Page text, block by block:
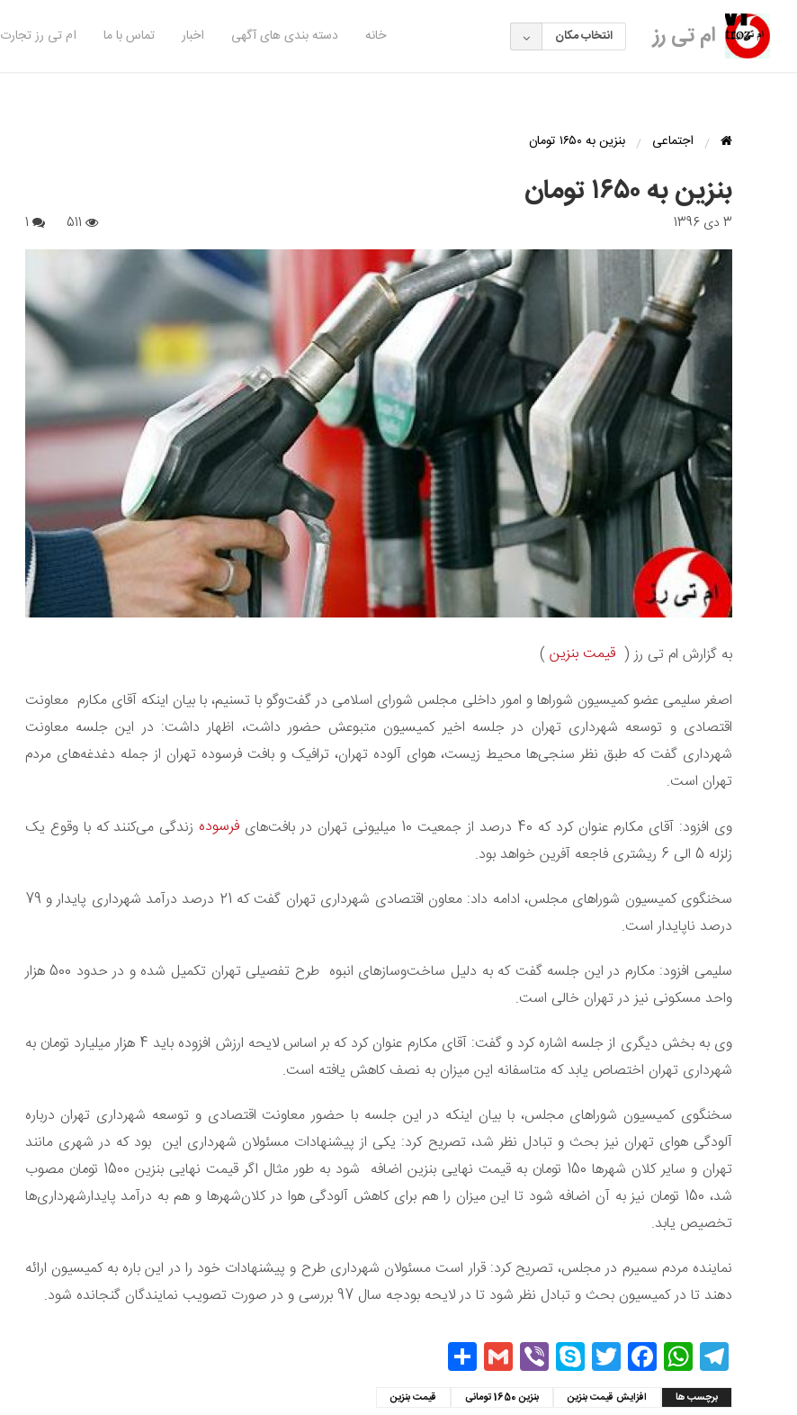
ام تی رز انتخاب مکان خانه دسته بندی های آگهی اخبار تماس با ما ام تی رز تجارت
اجتماعی بنزین به ۱۶۵۰ تومان
بنزین به ۱۶۵۰ تومان
3 دی 1396
به گزارش ام تی رز ( قیمت بنزین)
اصغر سلیمی عضو کمیسیون شوراها و امور داخلی مجلس شورای اسلامی در گفت‌وگو با تسنیم، با بیان اینکه آقای مکارم معاونت
اقتصادی و توسعه شهرداری تهران در جلسه اخیر کمیسیون متبوعش حضور داشت، اظهار داشت: در این جلسه معاونت
شهرداری گفت که طبق نظر سنجی‌ها محیط زیست، هوای آلوده تهران، ترافیک و بافت فرسوده تهران از جمله دغدغه‌های مردم
تهران است.
وی افزود: آقای مکارم عنوان کرد که 40 درصد از جمعیت 10 میلیونی تهران در بافت‌های
فرسوده زندگی می‌کنند که با وقوع یک
زلزله 5 الی 6 ریشتری فاجعه آفرین خواهد بود.
سخنگوی کمیسیون شوراهای مجلس، ادامه داد: معاون اقتصادی شهرداری تهران گفت که 21 درصد درآمد شهرداری پایدار و 79
درصد ناپایدار است.
سلیمی افزود: مکارم در این جلسه گفت که به دلیل ساخت‌وسازهای انبوه طرح تفصیلی تهران تکمیل شده و در حدود 500 هزار
واحد مسکونی نیز در تهران خالی است.
وی به بخش دیگری از جلسه اشاره کرد و گفت: آقای مکارم عنوان کرد که بر اساس لایحه ارزش افزوده باید 4 هزار میلیارد تومان به
شهرداری تهران اختصاص یابد که متاسفانه این میزان به نصف کاهش یافته است.
سخنگوی کمیسیون شوراهای مجلس، با بیان اینکه در این جلسه با حضور معاونت اقتصادی و توسعه شهرداری تهران درباره
آلودگی هوای تهران نیز بحث و تبادل نظر شد، تصریح کرد: یکی از پیشنهادات مسئولان شهرداری این بود که در شهری مانند
تهران و سایر کلان شهر‌ها 150 تومان به قیمت نهایی بنزین اضافه شود به طور مثال اگر قیمت نهایی بنزین 1500 تومان مصوب
شد، 150 تومان نیز به آن اضافه شود تا این میزان را هم برای کاهش آلودگی هوا در کلان‌شهرها و هم به درآمد پایدارشهرداری‌ها
تخصیص یابد.
نماینده مردم سمیرم در مجلس، تصریح کرد: قرار است مسئولان شهرداری طرح و پیشنهادات خود را در این باره به کمیسیون ارائه
دهند تا در کمیسیون بحث و تبادل نظر شود تا در لایحه بودجه سال 97 بررسی و در صورت تصویب نمایندگان گنجانده شود.
Telegram
WhatsApp
Facebook
Twitter
Skype
Viber
Gmail
برچسب ها افزایش قیمت بنزین بنزین 1650 تومانی قیمت بنزین